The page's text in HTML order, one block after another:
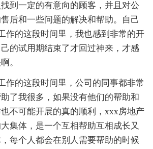
到一定的有意向的顾客，并且对公
后和一些问题的解决和帮助。自己
作的这段时间里，我也感到非常的开
的试用期结束了才回过神来，才感
。
作的这段时间里，公司的同事都非常
了我很多，如果没有他们的帮助和
不可能开展的真的顺利，xxx房地产
集体，是一个互相帮助互相成长又
每个人都会在别人需要帮助的时候